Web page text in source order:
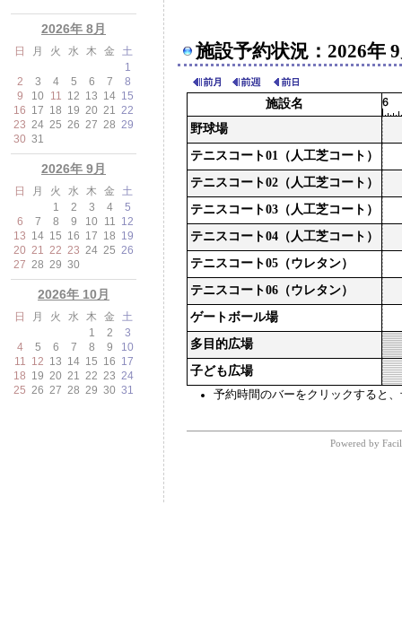
施設予約状況：2026年
施設名
予約時間のバーをクリックすると
野球場
テニスコート01（人工芝コート）
テニスコート02（人工芝コート）
テニスコート03（人工芝コート）
テニスコート04（人工芝コート）
テニスコート05（ウレタン）
テニスコート06（ウレタン）
ゲートボール場
多目的広場
子ども広場
Powered by
2026年 8月
日 月 火 水 木 金
土
1
2
3 4 5 6 7
8
9
10 11 12 13 14 15
16 17 18 19 20 21 22
23 24 25 26 27 28 29
30 31
2026年 9月
日 月 火 水 木 金
土
1
2 3 4
5
6
7 8 9 10 11 12
13 14 15 16 17 18 19
20 21 22 23 24 25 26
27 28 29 30
2026年 10月
日 月 火 水 木 金
土
1
2
3
4
5 6 7 8 9
10
11 12 13 14 15 16 17
18 19 20 21 22 23 24
25 26 27 28 29 30 31